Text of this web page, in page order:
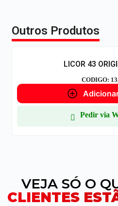
Outros Produtos
LICOR 43
CODIGO:
Pedir via
VEJA SÓ O
CLIENTES